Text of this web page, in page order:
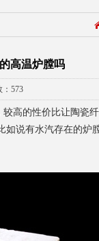
高温炉膛吗
573
高的性价比让陶瓷
如说有水汽存在的炉